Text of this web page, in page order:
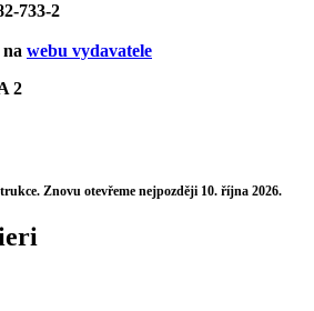
733-2
webu vydavatele
Znovu otevřeme nejpozději 10. října 2026.